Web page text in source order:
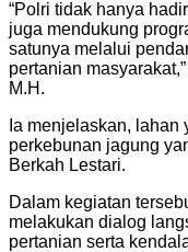
“Polri tidak hanya
juga mendukung
satunya melalui
pertanian
M.H.
Ia menjelaskan,
perkebunan jagung
Berkah Lestari.
Dalam kegiatan
melakukan dialog
pertanian serta